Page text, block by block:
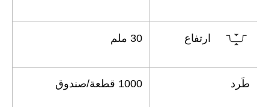
ارتفاع 30 ملم
طَرد 1000 قطعة/صندوق